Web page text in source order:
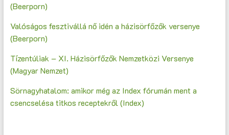
(Beerporn)
Valóságos fesztivállá nő idén a házisörfőzők versenye
(Beerporn)
Tízentúliak – XI. Házisörfőzők Nemzetközi Versenye
(Magyar Nemzet)
Sörnagyhatalom: amikor még az Index fórumán ment a
csencselésa titkos receptekről (Index)